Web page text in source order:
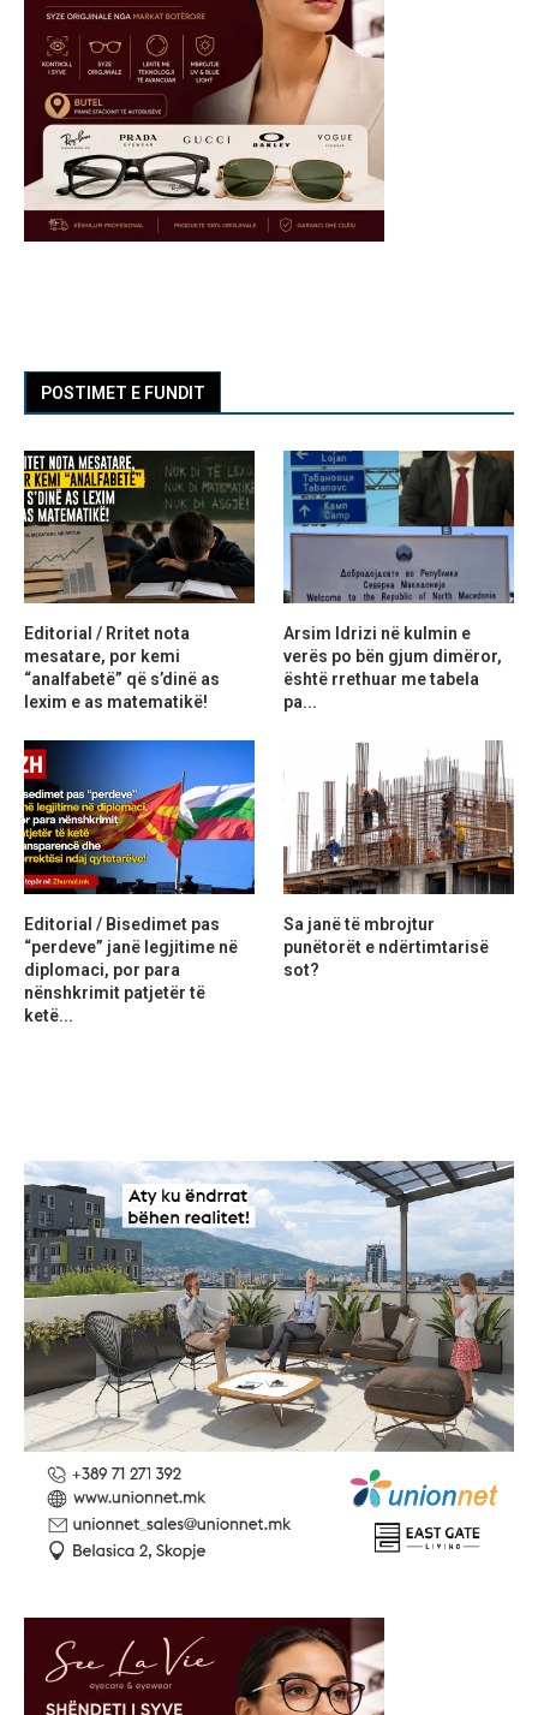
POSTIMET E FUNDIT
Editorial / Rritet nota
mesatare, por kemi
“analfabetë” që s’dinë as
lexim e as matematikë!
Arsim Idrizi në kulmin e
verës po bën gjum dimëror,
është rrethuar me tabela
pa...
Editorial / Bisedimet pas
“perdeve” janë legjitime në
diplomaci, por para
nënshkrimit patjetër të
ketë...
Sa janë të mbrojtur
punëtorët e ndërtimtarisë
sot?